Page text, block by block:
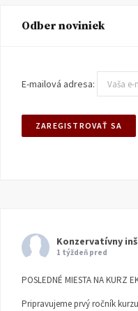
Odber noviniek
E-mailová adresa:
Konzervatívny
1 týždeň pred
POSLEDNÉ MIESTA NA KURZ
Pripravujeme prvý ročník